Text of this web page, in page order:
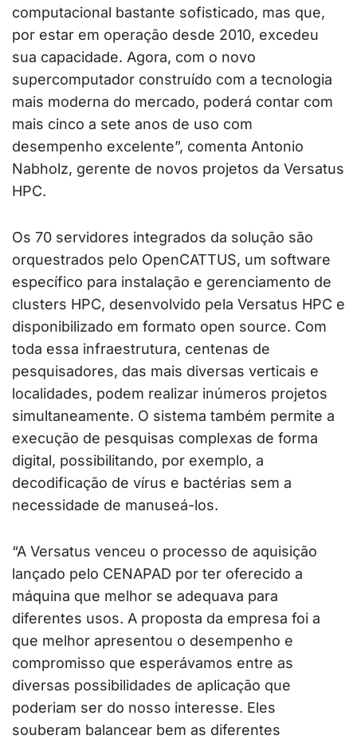
computacional bastante sofisticado, mas que,
por estar em operação desde 2010, excedeu
sua capacidade. Agora, com o novo
supercomputador construído com a tecnologia
mais moderna do mercado, poderá contar com
mais cinco a sete anos de uso com
desempenho excelente”, comenta Antonio
Nabholz, gerente de novos projetos da Versatus
HPC.
Os 70 servidores integrados da solução são
orquestrados pelo OpenCATTUS, um software
específico para instalação e gerenciamento de
clusters HPC, desenvolvido pela Versatus HPC e
disponibilizado em formato open source. Com
toda essa infraestrutura, centenas de
pesquisadores, das mais diversas verticais e
localidades, podem realizar inúmeros projetos
simultaneamente. O sistema também permite a
execução de pesquisas complexas de forma
digital, possibilitando, por exemplo, a
decodificação de vírus e bactérias sem a
necessidade de manuseá-los.
“A Versatus venceu o processo de aquisição
lançado pelo CENAPAD por ter oferecido a
máquina que melhor se adequava para
diferentes usos. A proposta da empresa foi a
que melhor apresentou o desempenho e
compromisso que esperávamos entre as
diversas possibilidades de aplicação que
poderiam ser do nosso interesse. Eles
souberam balancear bem as diferentes